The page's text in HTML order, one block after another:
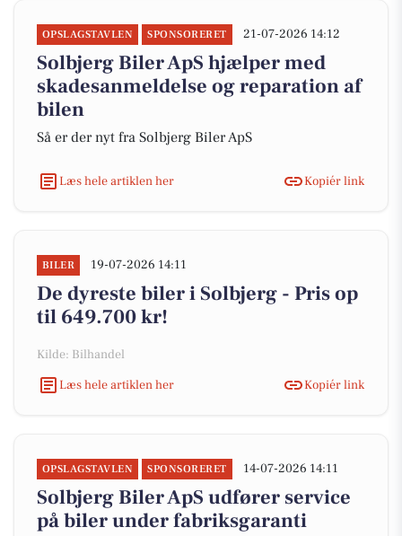
OPSLAGSTAVLEN SPONSORERET 21-07-2026 14:12
Solbjerg Biler ApS hjælper med
skadesanmeldelse og reparation af
bilen
Så er der nyt fra Solbjerg Biler ApS
Læs hele artiklen her Kopiér link
BILER 19-07-2026 14:11
De dyreste biler i Solbjerg - Pris op
til 649.700 kr!
Kilde: Bilhandel
Læs hele artiklen her
Kopiér link
OPSLAGSTAVLEN SPONSORERET 14-07-2026 14:11
Solbjerg Biler ApS udfører service
på biler under fabriksgaranti